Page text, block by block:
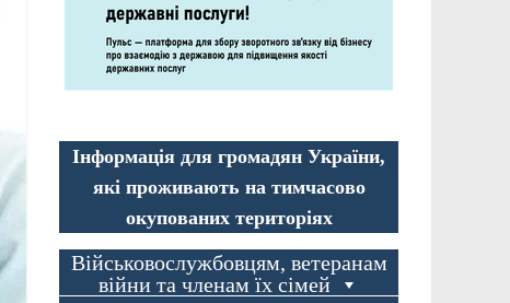
Інформація для громадян України,
які проживають на тимчасово
окупованих територіях
Військовослужбовцям, ветеранам
війни та членам їх сімей